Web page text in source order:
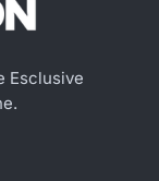
Esclusive